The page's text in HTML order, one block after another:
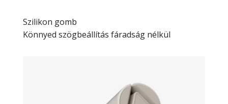
Szilikon gomb
Könnyed szögbeállítás fáradság nélkül